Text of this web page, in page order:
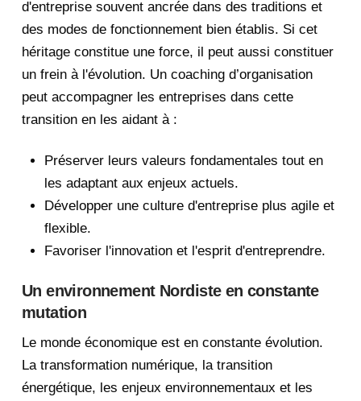
d'entreprise souvent ancrée dans des traditions et
des modes de fonctionnement bien établis. Si cet
héritage constitue une force, il peut aussi constituer
un frein à l'évolution. Un coaching d’organisation
peut accompagner les entreprises dans cette
transition en les aidant à :
Préserver leurs valeurs fondamentales tout en
les adaptant aux enjeux actuels.
Développer une culture d'entreprise plus agile et
flexible.
Favoriser l'innovation et l'esprit d'entreprendre.
Un environnement Nordiste en constante
mutation
Le monde économique est en constante évolution.
La transformation numérique, la transition
énergétique, les enjeux environnementaux et les